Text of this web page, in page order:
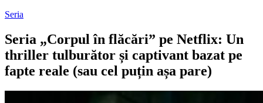
Seria
Seria „Corpul în flăcări” pe Netflix: Un
thriller tulburător și captivant bazat pe
fapte reale (sau cel puțin așa pare)